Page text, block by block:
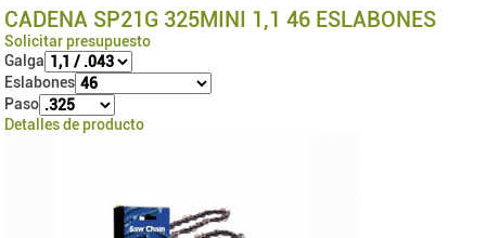
CADENA SP21G 325MINI 1,1 46 ESLABONES
Solicitar presupuesto
Galga
Eslabones
Paso
Detalles de producto